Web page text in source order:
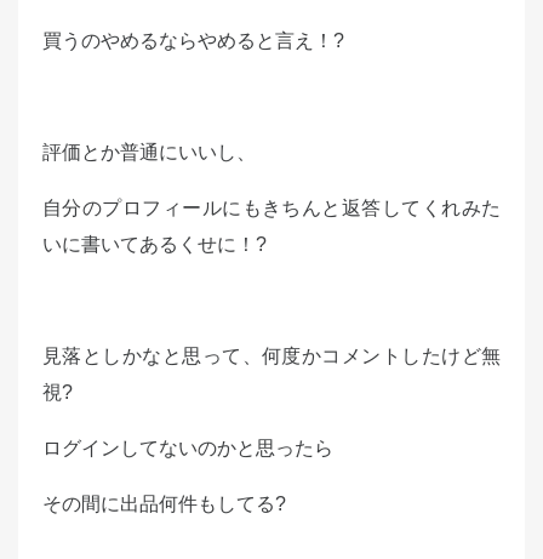
買うのやめるならやめると言え！?
評価とか普通にいいし、
自分のプロフィールにもきちんと返答してくれみた
いに書いてあるくせに！?
見落としかなと思って、何度かコメントしたけど無
視?
ログインしてないのかと思ったら
その間に出品何件もしてる?